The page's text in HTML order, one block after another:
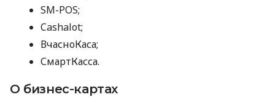
SM-POS;
Cashalot;
ВчасноКаса;
СмартКасса.
О бизнес-картах